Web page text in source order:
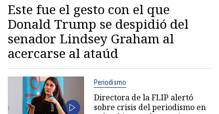
Este fue el gesto con el que
Donald Trump se despidió del
senador Lindsey Graham al
acercarse al ataúd
Periodismo
Directora de la FLIP alertó
sobre crisis del periodismo en